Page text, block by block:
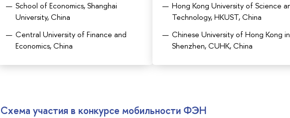
School of Economics, Shanghai
University, China
Central University of Finance and
Economics, China
Hong Kong University of Science
Technology, HKUST, China
Chinese University of Hong Kong in
Shenzhen, CUHK, China
Схема участия в конкурсе мобильности ФЭН